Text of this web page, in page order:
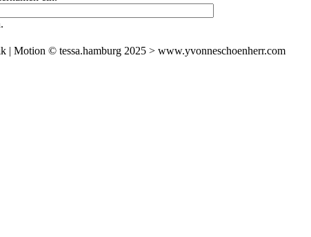
| Motion © tessa.hamburg 2025 > www.yvonneschoenherr.com